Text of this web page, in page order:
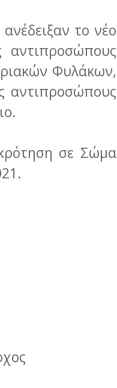
το νέο
αντιπροσώπους
Φυλάκων,
αντιπροσώπους
σε Σώμα